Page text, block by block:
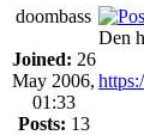
doombass
Joined: 26
May 2006,
01:33
Posts: 13
Den